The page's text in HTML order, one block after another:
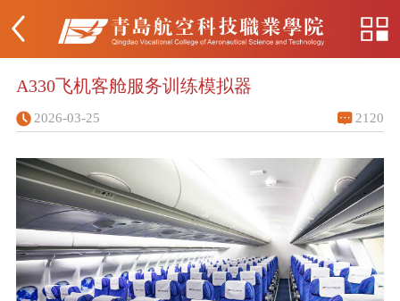
A330飞机客舱服务训练模拟器
2026-03-25 2120